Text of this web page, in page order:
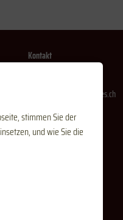
stimmen Sie der
und wie Sie die
Kontakt
info@macedonianwines.ch